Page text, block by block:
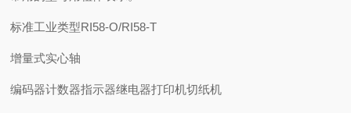
标准工业类型RI58-O/RI58-T
增量式实心轴
编码器计数器指示器继电器打印机切纸机